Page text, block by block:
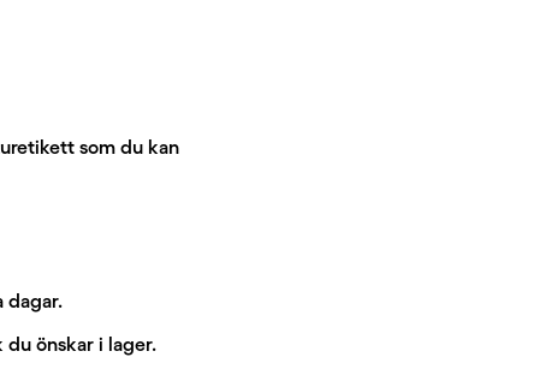
som du kan
dagar.
önskar i lager.